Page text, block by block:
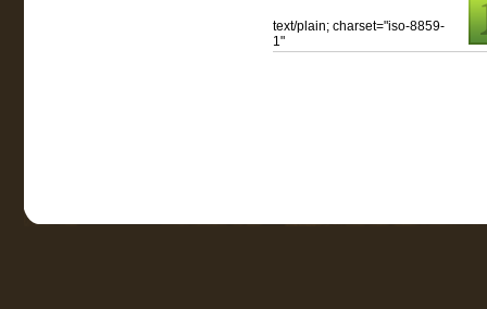
text/plain; charset="iso-8859-
1"